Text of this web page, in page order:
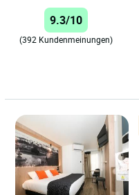
9.3/10
(392 Kundenmeinungen)